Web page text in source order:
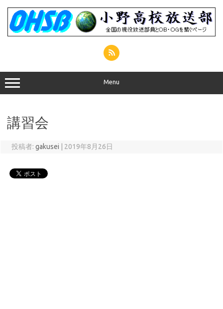
Menu
講習会
投稿者: gakusei 2019年8月26日